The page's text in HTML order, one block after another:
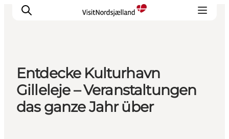
Highlights
Erlebnisse
Geschmack
Entdecke Kulturhavn
Gilleleje – Veranstaltungen
das ganze Jahr über